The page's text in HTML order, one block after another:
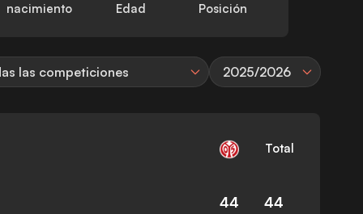
nacimiento
Edad Posición
las competiciones 2025/2026
Total
44 44